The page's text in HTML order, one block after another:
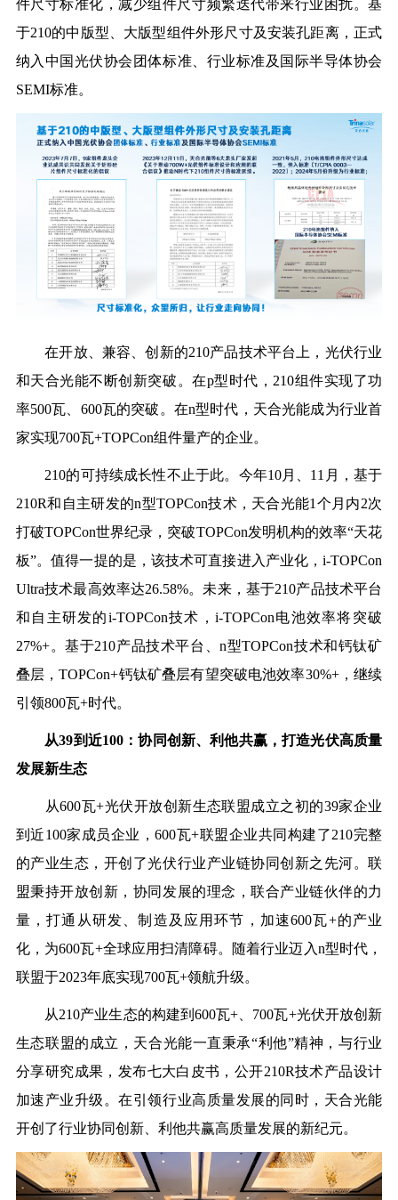
件尺寸标准化，减少组件尺寸频繁迭代带来行业困扰。基
于210的中版型、大版型组件外形尺寸及安装孔距离， 正式
纳入 中 国光伏协会团体标准、行业标准及国际半导体协会
SEMI标准。
在开放、兼容、创新的210产品技术平台上， 光伏行业
和天合光能不断创新突破。在p型时代，210组件实现了功
率500瓦、600瓦的突破。在n型时代，天合光能成为行业首
家实现700瓦+TOPCon组件量产的企业。
210的可持续成长性不止于此。 今年10月、1 1 月， 基于
210R和自主研发的n型TOPCon技术， 天合光能1 个月内2次
打破TOPCon世界纪录， 突破TOPCon发明机构的效率“天花
板”。值得一提的是， 该技术可直接进入产业化，i-TOPCon
Ultra技术最高效率达26.58%。未来， 基于210产品技术平台
和自主研发的i-TOPCon技术，i-TOPCon电池效率将突破
27%+。基于210产品技术平台、n型TOPCon技术和钙钛矿
叠层 ，TOPCon+钙钛矿叠层有望突破电池效率30%+，继续
引领800瓦+时代。
从39到近100 ：协同创新、利他共赢，打造光伏高质量
发展新生态
从600瓦+光伏开放创新生态联盟成立之初的39家企业
到近100家成员企业，600瓦+联盟企业共同构建了210完整
的产业生态， 开创了光伏行业产业链协同创新之先河。联
盟秉持开放创新，协同发展的理念，联合产业链伙伴的力
量，打通从研发、制造及应用环节，加速600瓦+的产业
化 ， 为600瓦+全球应用扫清障碍。
随着行业迈入n型时代，
联盟于2023年底实现700瓦+领航升级。
从210产业生态的构建到600瓦+ 、700瓦+光伏开放创新
生态联盟的成立，天合光能一直秉承“利他”精神， 与行业
分享研究成果，发布七大白皮书， 公开210R技术产品设计
加速产业升级 。在引领行业高质量发展的同时，天合光能
开创了行业协同创新、利他共赢高质量发展的新纪元。